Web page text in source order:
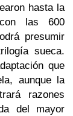
hasta la
las 600
presumir
sueca.
que
aunque la
razones
del mayor